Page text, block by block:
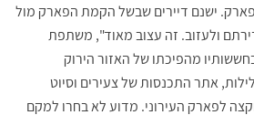
ישנם דיירים שבשל הקמת הפארק מול
ולעזוב. זה עצוב מאוד", משתפת
מהפיכתו של האזור הירוק
אתר התכנסות של צעירים וסיוט
לפארק העירוני. מדוע לא בחרו למקם